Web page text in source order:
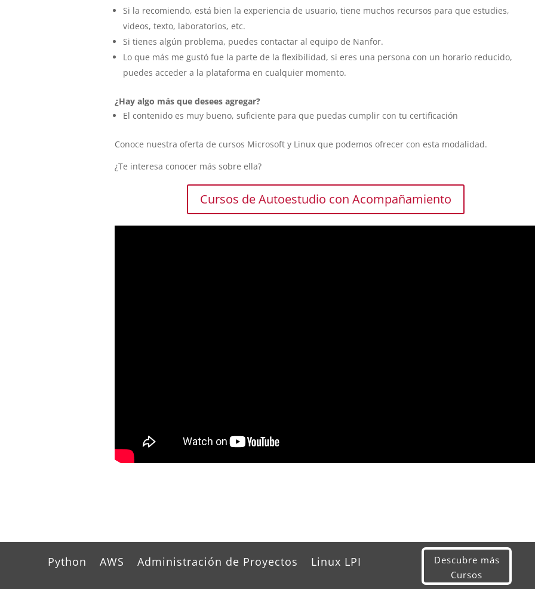
Si la recomiendo, está bien la experiencia de usuario, tiene muchos recursos para que estudies,
videos, texto, laboratorios, etc.
Si tienes algún problema, puedes contactar al equipo de Nanfor.
Lo que más me gustó fue la parte de la flexibilidad, si eres una persona con un horario reducido,
puedes acceder a la plataforma en cualquier momento.
¿Hay algo más que desees agregar?
El contenido es muy bueno, suficiente para que puedas cumplir con tu certificación
Conoce nuestra oferta de cursos Microsoft y Linux que podemos ofrecer con esta modalidad.
¿Te interesa conocer más sobre ella?
Cursos de Autoestudio con Acompañamiento
Python AWS Administración de Proyectos Linux LPI
Descubre más
Cursos